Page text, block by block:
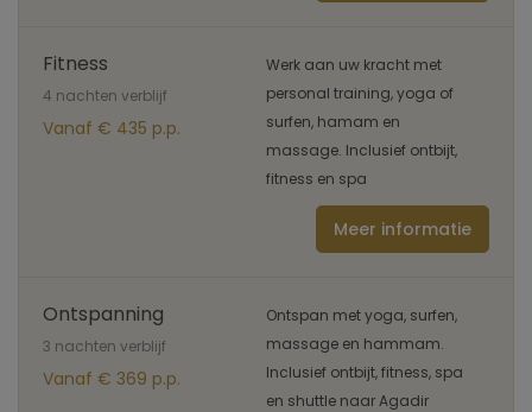
Fitness
4 nachten verblijf
Vanaf € 435 p.p.
Werk aan uw kracht met
personal training, yoga of
surfen, hamam en
massage. Inclusief ontbijt,
fitness en spa
Meer informatie
Ontspanning
3 nachten verblijf
Vanaf € 369 p.p.
Ontspan met yoga, surfen,
massage en hammam.
Inclusief ontbijt, fitness, spa
en shuttle naar Agadir